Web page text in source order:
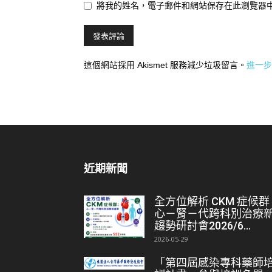
將我的姓名，電子郵件和網站保存在此瀏覽器
這個網站採用 Akismet 服務減少垃圾留言。 進一
近期新聞
全方位解析 CKM 症候群
心－腎－代跨科別治療
趨勢研討會2026/6...
2026-05-29
「第四屆感染專科藥師